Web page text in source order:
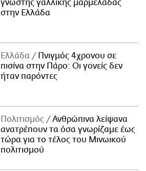
γνωστής γαλλικής μαρμελάδας
στην Ελλάδα
Ελλάδα
Πνιγμός 4χρονου σε
πισίνα στην Πάρο: Οι γονείς δεν
ήταν παρόντες
Πολιτισμός
Ανθρώπινα λείψανα
ανατρέπουν τα όσα γνωρίζαμε έως
τώρα για το τέλος του Μινωικού
πολιτισμού